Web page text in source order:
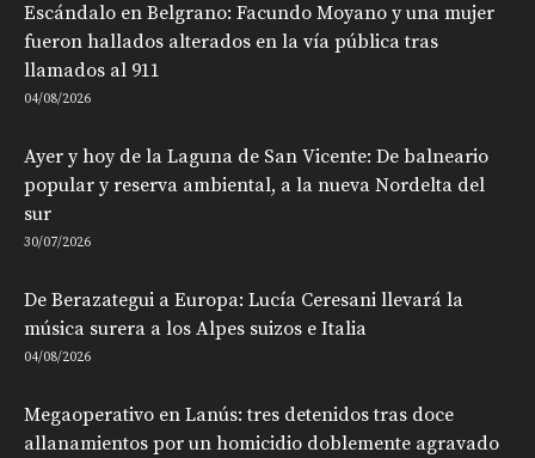
Escándalo en Belgrano: Facundo Moyano y una mujer
fueron hallados alterados en la vía pública tras
llamados al 911
04/08/2026
Ayer y hoy de la Laguna de San Vicente: De balneario
popular y reserva ambiental, a la nueva Nordelta del
sur
30/07/2026
De Berazategui a Europa: Lucía Ceresani llevará la
música surera a los Alpes suizos e Italia
04/08/2026
Megaoperativo en Lanús: tres detenidos tras doce
allanamientos por un homicidio doblemente agravado